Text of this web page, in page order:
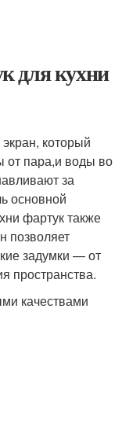
для кухни
который
от пара,и воды во
за
основной
фартук также
позволяет
задумки — от
пространства.
качествами